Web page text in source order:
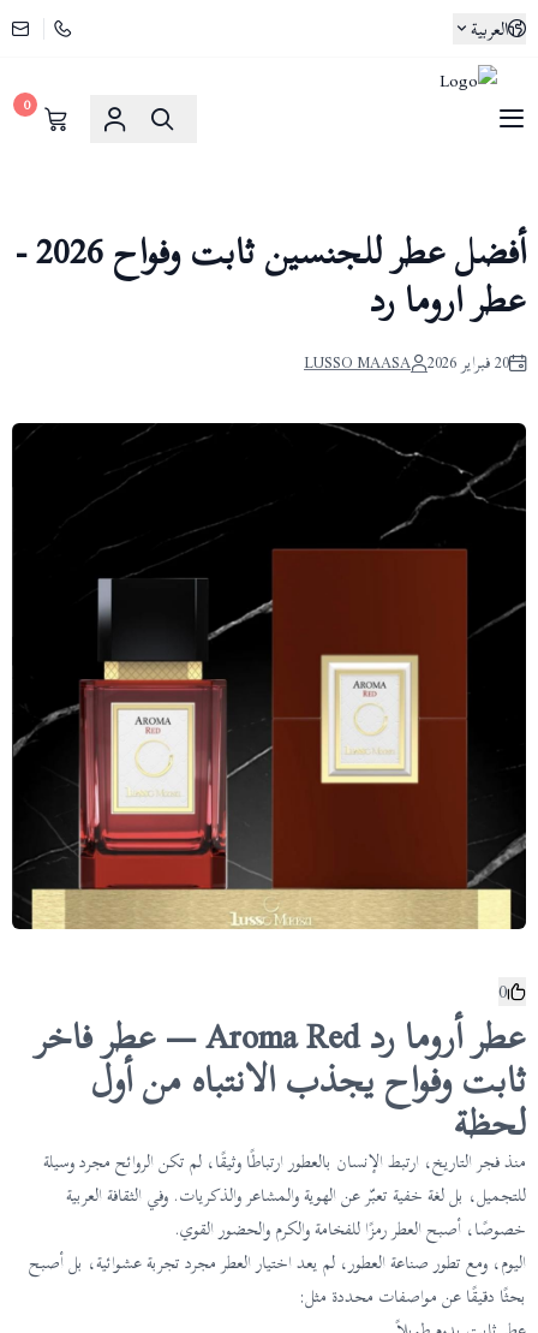
العربية
0
أفضل عطر للجنسين ثابت وفواح 2026 -
عطر اروما رد
20 فبراير 2026 LUSSO MAASA
0
عطر أروما رد Aroma Red — عطر فاخر
ثابت وفواح يجذب الانتباه من أول
لحظة
منذ فجر التاريخ، ارتبط الإنسان بالعطور ارتباطًا وثيقًا، لم تكن الروائح مجرد وسيلة
للتجميل، بل لغة خفية تعبّر عن الهوية والمشاعر والذكريات. وفي الثقافة العربية
خصوصًا، أصبح العطر رمزًا للفخامة والكرم والحضور القوي.
اليوم، ومع تطور صناعة العطور، لم يعد اختيار العطر مجرد تجربة عشوائية، بل أصبح
بحثًا دقيقًا عن مواصفات محددة مثل: